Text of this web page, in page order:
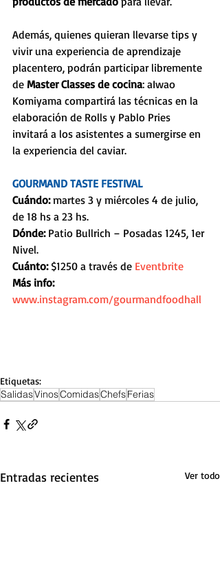
Además, quienes quieran llevarse tips y
vivir una experiencia de aprendizaje
placentero, podrán participar libremente
de Master Classes de cocina: aIwao
Komiyama compartirá las técnicas en la
elaboración de Rolls y Pablo Pries
invitará a los asistentes a sumergirse en
la experiencia del caviar.
GOURMAND TASTE FESTIVAL
Cuándo: martes 3 y miércoles 4 de julio,
de 18 hs a 23 hs.
Dónde: Patio Bullrich – Posadas 1245, 1er
Nivel.
Cuánto: $1250 a través de Eventbrite
Más info:
www.instagram.com/gourmandfoodhall
Etiquetas:
SalidasVinosComidasChefsFerias
Entradas recientes Ver todo